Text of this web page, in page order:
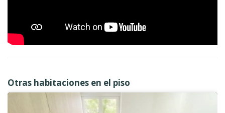
Otras habitaciones en el piso